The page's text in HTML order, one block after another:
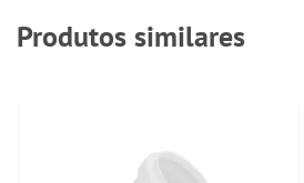
Produtos similares